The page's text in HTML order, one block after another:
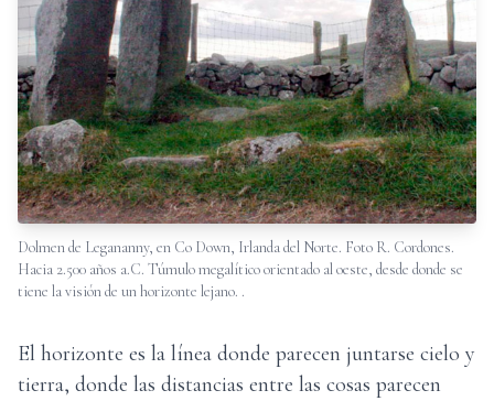
Dolmen de Legananny, en Co Down, Irlanda del Norte. Foto R. Cordones.
Hacia 2.500 años a.C. Túmulo megalítico orientado al oeste, desde donde se
tiene la visión de un horizonte lejano. .
El horizonte es la línea donde parecen juntarse cielo y
tierra, donde las distancias entre las cosas parecen